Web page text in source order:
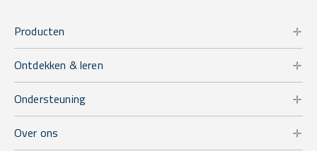
Producten
Ontdekken & leren
Ondersteuning
Over ons